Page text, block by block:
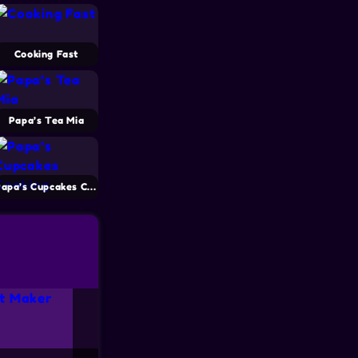
Cooking Fast
Papa’s Tea Mia
Papa’s Cupcakes Cooking